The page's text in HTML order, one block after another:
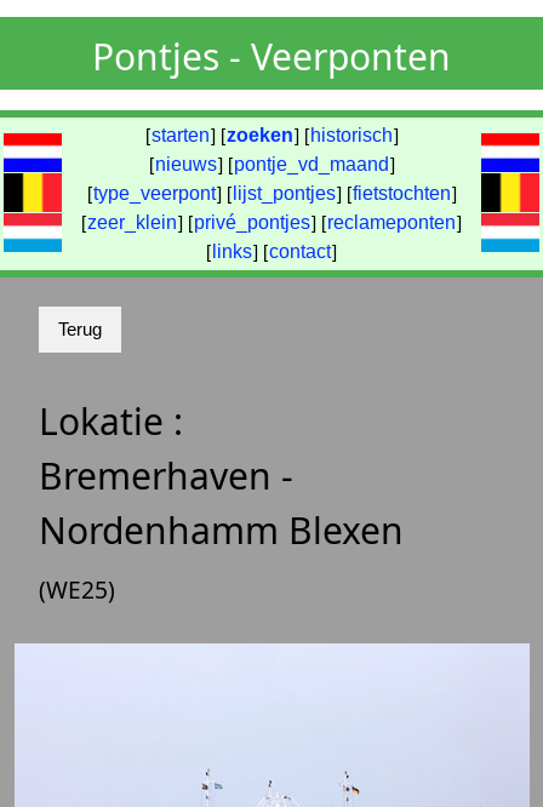
Pontjes - Veerponten
[starten] [zoeken] [ historisch]
[nieuws] [pontje_vd_maand]
[type_veerpont] [ lijst_pontjes] [fietstochten]
[zeer_klein] [privé_pontjes] [reclameponten]
[ links] [contact]
Lokatie :
Bremerhaven -
Nordenhamm Blexen
(WE25)